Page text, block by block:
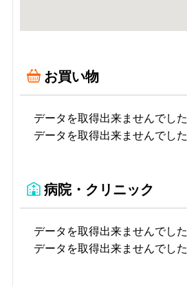
お買い物
データを取得出来ませんでした
データを取得出来ませんでした
病院・クリニック
データを取得出来ませんでした
データを取得出来ませんでした